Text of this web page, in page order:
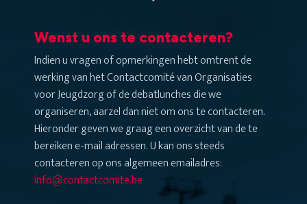
Wenst u ons te contacteren?
Indien u vragen of opmerkingen hebt omtrent de
werking van het Contactcomité van Organisaties
voor Jeugdzorg of de debatlunches die we
organiseren, aarzel dan niet om ons te contacteren.
Hieronder geven we graag een overzicht van de te
bereiken e-mail adressen. U kan ons steeds
contacteren op ons algemeen emailadres:
info@contactcomite.be